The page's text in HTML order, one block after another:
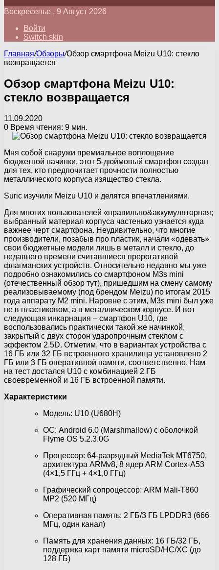
Воскресенье , 9 Август 2026
Войти
Switch skin
Главная/Обзоры/Обзор смартфона Meizu U10: стекло
возвращается
Обзор смартфона Meizu U10:
стекло возвращается
11.09.2020
0 Время чтения: 9 мин.
Мня собой снаружи премиальное воплощение
бюджетной начинки, этот 5-дюймовый смартфон создан
для тех, кто предпочитает прочности полностью
металлического корпуса изящество стекла.
Suric изучили Meizu U10 и делятся впечатлениями.
Для многих пользователей «правильно&аккумуляторная;
выбранный материал корпуса частенько узнается куда
важнее черт смартфона. Неудивительно, что многие
производители, позабыв про пластик, начали «одевать»
свои бюджетные модели лишь в металл и стекло, до
недавнего времени считавшиеся прерогативой
флагманских устройств. Относительно недавно мы уже
подробно ознакомились со смартфоном M3s mini
(отечественный обзор тут), пришедшим на смену самому
реализовываемому (под брендом Meizu) по итогам 2015
года аппарату M2 mini. Наровне с этим, M3s mini был уже
не в пластиковом, а в металлическом корпусе. И вот
следующая инкарнация – смартфон U10, где
воспользовались практически такой же начинкой,
закрытый с двух сторон ударопрочным стеклом с
эффектом 2.5D. Отметим, что в вариантах устройства с
16 ГБ или 32 ГБ встроенного хранилища установлено 2
ГБ или 3 ГБ оперативной памяти, соответственно. Нам
на тест достался U10 с комбинацией 2 ГБ
своевременной и 16 ГБ встроенной памяти.
Характеристики
Модель: U10 (U680H)
ОС: Android 6.0 (Marshmallow) с оболочкой
Flyme OS 5.2.3.0G
Процессор: 64-разрядный MediaTek MT6750,
архитектура ARMv8, 8 ядер ARM Cortex-A53
(4×1,5 ГГц + 4×1,0 ГГц)
Графический сопроцессор: ARM Mali-T860
MP2 (520 МГц)
Оперативная память: 2 ГБ/3 ГБ LPDDR3 (666
МГц, один канал)
Память для хранения данных: 16 ГБ/32 ГБ,
поддержка карт памяти microSD/HC/XC (до
128 ГБ)